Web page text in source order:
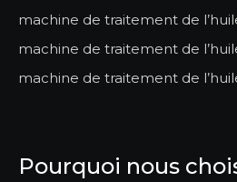
machine de traitement de
machine de traitement de
machine de traitement de
Pourquoi nous